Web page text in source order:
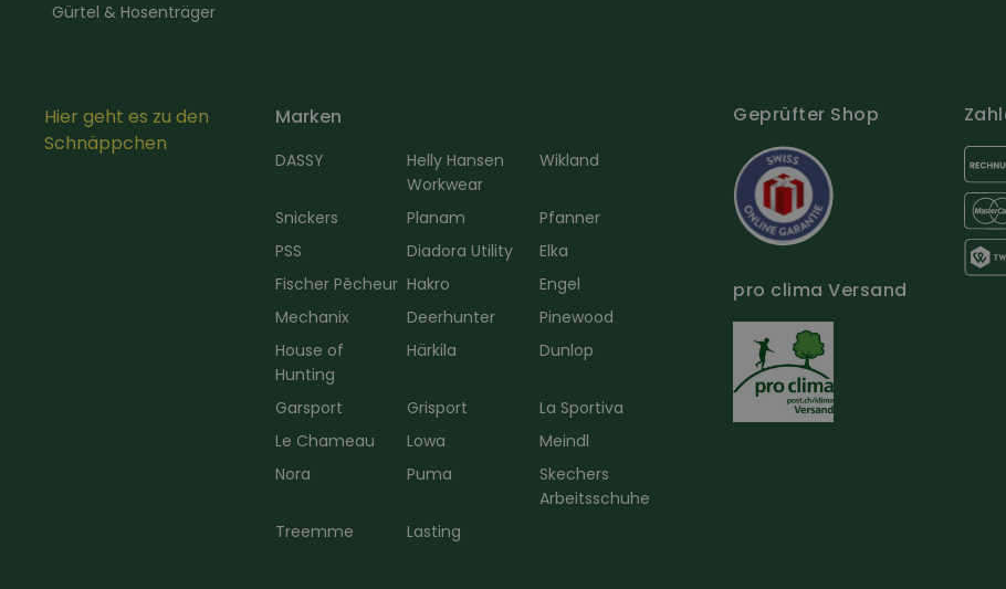
Gürtel & Hosenträger
Hier geht es zu den
Schnäppchen
Marken
DASSY
Helly Hansen
Workwear
Wikland
Snickers Planam
Pfanner
PSS
Diadora Utility
Elka
Fischer Pêcheur Hakro
Engel
Mechanix
Deerhunter
Pinewood
House of
Hunting
Härkila Dunlop
Garsport Grisport
La Sportiva
Le Chameau
Lowa
Meindl
Nora
Puma
Skechers
Arbeitsschuhe
Treemme
Lasting
Geprüfter Shop
pro clima Versand